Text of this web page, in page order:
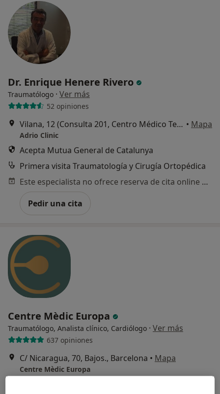
Dr. Enrique Henere Rivero
Traumatólogo · Ver más
52 opiniones
Vilana, 12 (Consulta 201, Centro Médico Teknon), Barcelona • Mapa
Adrio Clinic
Acepta Mutua General de Catalunya
Primera visita Traumatología y Cirugía Ortopédica
Este especialista no ofrece reserva de cita online en esta dirección.
Pedir una cita
Centre Mèdic Europa
Traumatólogo, Analista clínico, Cardiólogo · Ver más
637 opiniones
C/ Nicaragua, 70, Bajos., Barcelona • Mapa
Centre Mèdic Europa